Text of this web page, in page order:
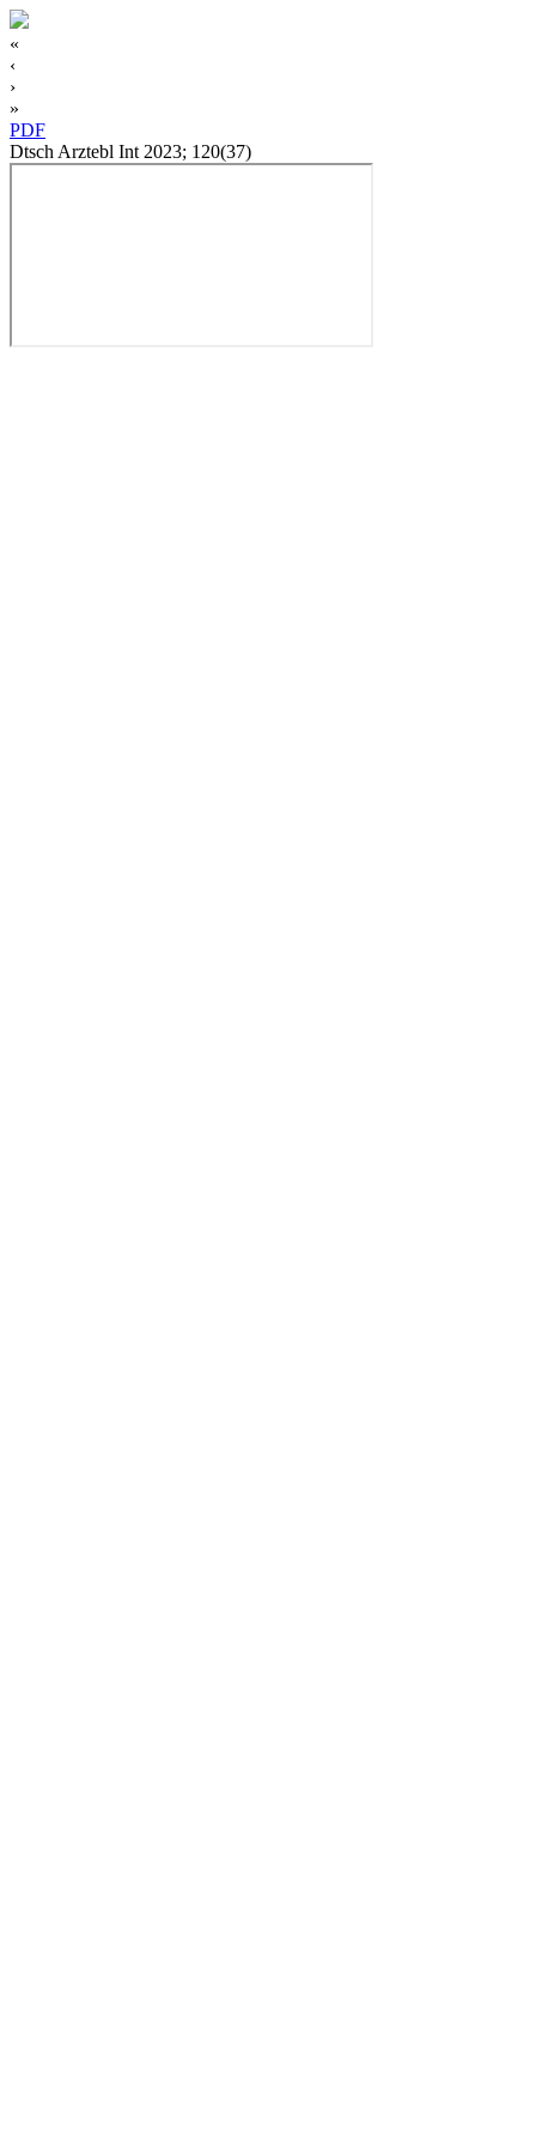
«
‹
›
»
PDF
Dtsch Arztebl Int 2023; 120(37)